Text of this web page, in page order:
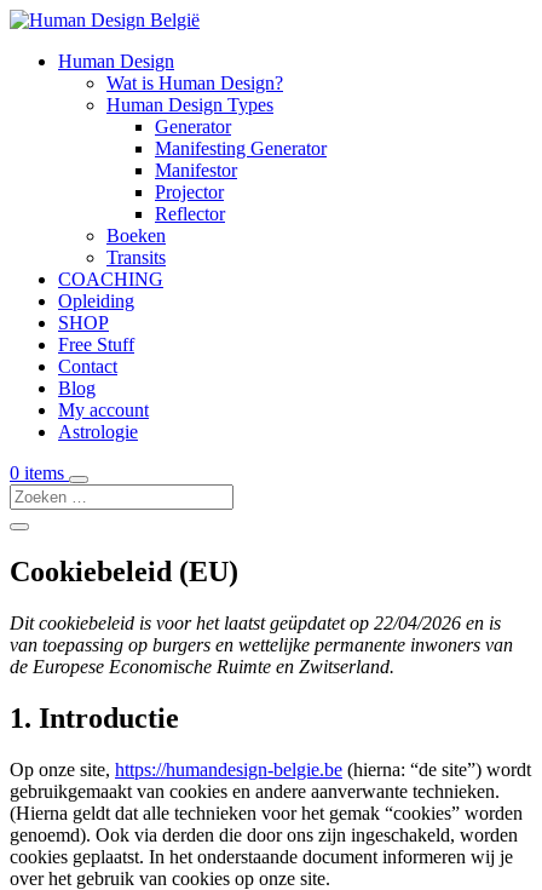
Human Design
Wat is Human Design?
Human Design Types
Generator
Manifesting Generator
Manifestor
Projector
Reflector
Boeken
Transits
COACHING
Opleiding
SHOP
Free Stuff
Contact
Blog
My account
Astrologie
0 items
Cookiebeleid (EU)
Dit cookiebeleid is voor het laatst geüpdatet op 22/04/2026 en is
van toepassing op burgers en wettelijke permanente inwoners van
de Europese Economische Ruimte en Zwitserland.
1. Introductie
Op onze site, https://humandesign-belgie.be (hierna: “de site”) wordt
gebruikgemaakt van cookies en andere aanverwante technieken.
(Hierna geldt dat alle technieken voor het gemak “cookies” worden
genoemd). Ook via derden die door ons zijn ingeschakeld, worden
cookies geplaatst. In het onderstaande document informeren wij je
over het gebruik van cookies op onze site.